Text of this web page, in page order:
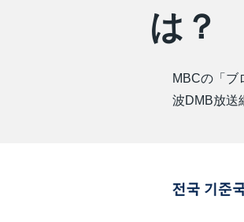
は？
MBCの「ブ
波DMB放送